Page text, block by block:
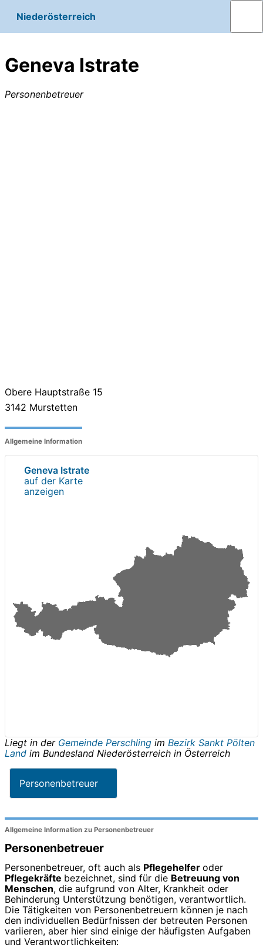
Niederösterreich
Geneva Istrate
Personenbetreuer
Obere Hauptstraße 15
3142 Murstetten
Allgemeine Information
Geneva Istrate
auf der Karte
anzeigen
Liegt in der Gemeinde Perschling im Bezirk Sankt Pölten
Land im Bundesland Niederösterreich in Österreich
Personenbetreuer
Allgemeine Information zu Personenbetreuer
Personenbetreuer
Personenbetreuer, oft auch als Pflegehelfer oder
Pflegekräfte bezeichnet, sind für die Betreuung von
Menschen, die aufgrund von Alter, Krankheit oder
Behinderung Unterstützung benötigen, verantwortlich.
Die Tätigkeiten von Personenbetreuern können je nach
den individuellen Bedürfnissen der betreuten Personen
variieren, aber hier sind einige der häufigsten Aufgaben
und Verantwortlichkeiten: